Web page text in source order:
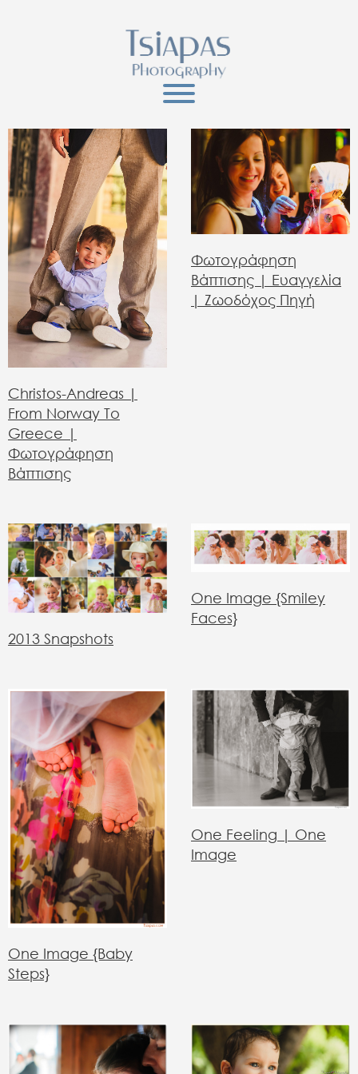
Christos-Andreas |
From Norway To
Greece |
Φωτογράφηση
Βάπτισης
Φωτογράφηση
Βάπτισης | Ευαγγελία
| Ζωοδόχος Πηγή
2013 Snapshots
One Image {Smiley
Faces}
One Image {Baby
Steps}
One Feeling | One
Image